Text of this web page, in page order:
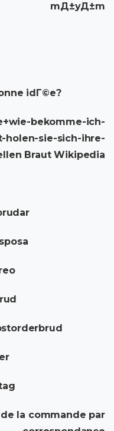
mД±yД±m
idГ©e?
bekomme-ich-
holen-sie-sich-ihre-
Braut Wikipedia
la commande par